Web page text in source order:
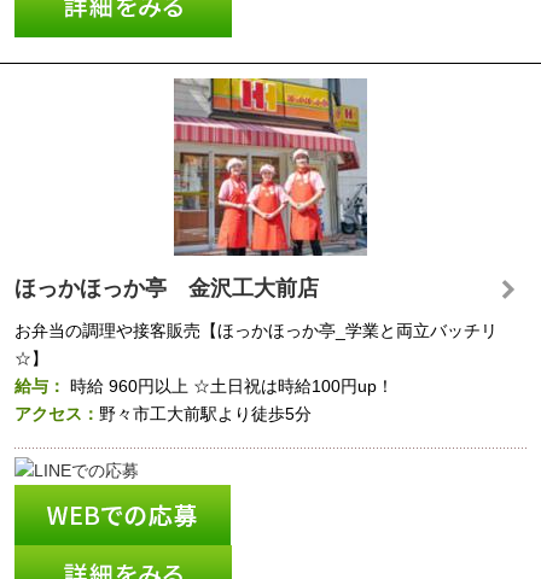
ほっかほっか亭 金沢工大前店
お弁当の調理や接客販売【ほっかほっか亭_学業と両立バッチリ
☆】
給与： 時給 960円以上 ☆土日祝は時給100円up！
アクセス： 野々市工大前駅より徒歩5分